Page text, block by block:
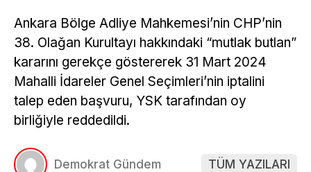
Ankara Bölge Adliye Mahkemesi’nin CHP’nin
38. Olağan Kurultayı hakkındaki “mutlak butlan”
kararını gerekçe göstererek 31 Mart 2024
Mahalli İdareler Genel Seçimleri’nin iptalini
talep eden başvuru, YSK tarafından oy
birliğiyle reddedildi.
Demokrat Gündem TÜM YAZILARI